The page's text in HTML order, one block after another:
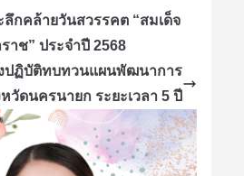
กคล้ายวันสวรรคต “สมเด็จ
าช” ประจําปี 2568
ปฏิบัติทบทวนแผนพัฒนาการ
วัดนครนายก ระยะเวลา 5 ปี